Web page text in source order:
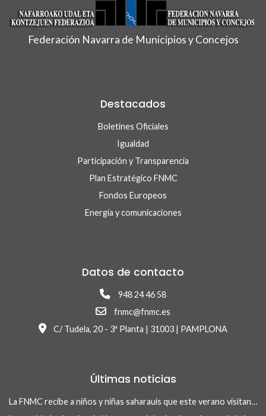
Federación Navarra de Municipios y Concejos
Destacados
Boletines Oficiales
Igualdad
Participación y Transparencia
Plan Estratégico FNMC
Fondos Europeos
Energía y comunicaciones
Datos de contacto
948 24 46 58
fnmc@fnmc.es
C/ Tudela, 20 - 3ª Planta | 31003 | PAMPLONA
Últimas noticias
La FNMC recibe a niños y niñas saharauis que este verano visitan Navarra con el programa Vacaciones en Paz